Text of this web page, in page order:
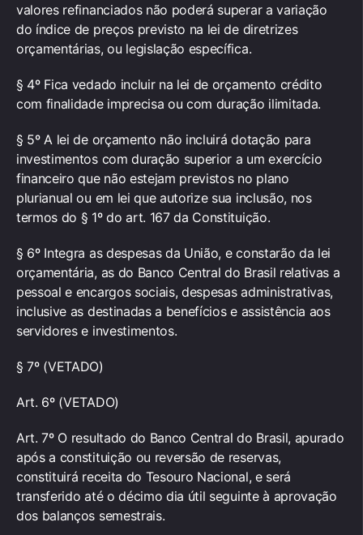
valores refinanciados não poderá superar a variação
do índice de preços previsto na lei de diretrizes
orçamentárias, ou legislação específica.
§ 4º Fica vedado incluir na lei de orçamento crédito
com finalidade imprecisa ou com duração ilimitada.
§ 5º A lei de orçamento não incluirá dotação para
investimentos com duração superior a um exercício
financeiro que não estejam previstos no plano
plurianual ou em lei que autorize sua inclusão, nos
termos do § 1º do art. 167 da Constituição.
§ 6º Integra as despesas da União, e constarão da lei
orçamentária, as do Banco Central do Brasil relativas a
pessoal e encargos sociais, despesas administrativas,
inclusive as destinadas a benefícios e assistência aos
servidores e investimentos.
§ 7º (VETADO)
Art. 6º (VETADO)
Art. 7º O resultado do Banco Central do Brasil, apurado
após a constituição ou reversão de reservas,
constituirá receita do Tesouro Nacional, e será
transferido até o décimo dia útil seguinte à aprovação
dos balanços semestrais.